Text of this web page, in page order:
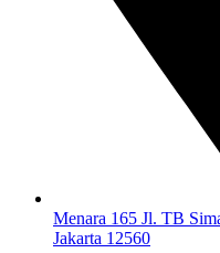
Menara 165 Jl. TB
Jakarta 12560